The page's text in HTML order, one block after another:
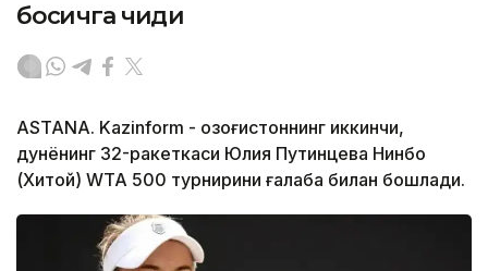
босқичга чиқди
ASTANA. Kazinform - Қозоғистоннинг иккинчи,
дунёнинг 32-ракеткаси Юлия Путинцева Нинбо
(Хитой) WТА 500 турнирини ғалаба билан бошлади.